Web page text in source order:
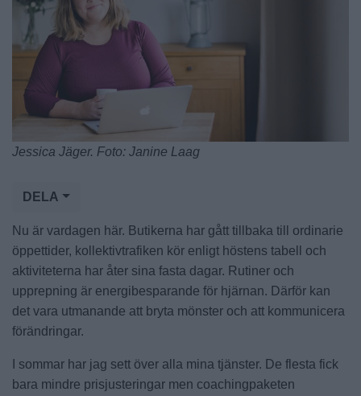
Jessica Jäger. Foto: Janine Laag
DELA
Nu är vardagen här. Butikerna har gått tillbaka till ordinarie
öppettider, kollektivtrafiken kör enligt höstens tabell och
aktiviteterna har åter sina fasta dagar. Rutiner och
upprepning är energibesparande för hjärnan. Därför kan
det vara utmanande att bryta mönster och att kommunicera
förändringar.
I sommar har jag sett över alla mina tjänster. De flesta fick
bara mindre prisjusteringar men coachingpaketen